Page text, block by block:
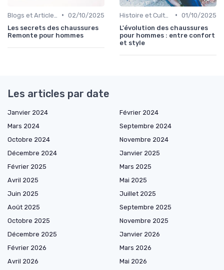
• 02/10/2025
Les secrets des chaussures
Remonte pour hommes
• 01/10/2025
L'évolution des chaussures
pour hommes : entre confort
et style
Les articles par date
Janvier 2024
Février 2024
Mars 2024
Septembre 2024
Octobre 2024
Novembre 2024
Décembre 2024
Janvier 2025
Février 2025
Mars 2025
Avril 2025
Mai 2025
Juin 2025
Juillet 2025
Août 2025
Septembre 2025
Octobre 2025
Novembre 2025
Décembre 2025
Janvier 2026
Février 2026
Mars 2026
Avril 2026
Mai 2026